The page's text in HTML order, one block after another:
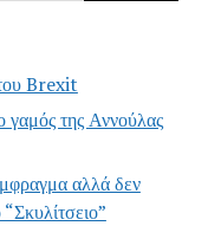
του Brexit
γαμός της Αννούλας
αλλά δεν